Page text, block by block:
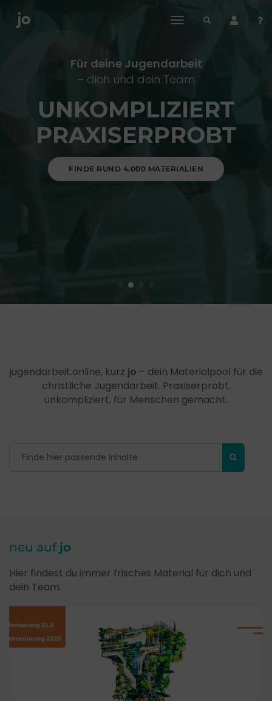
toggle
Für deine Jugendarbeit
– dich und dein Team
UNKOMPLIZIERT
PRAXISERPROBT
FINDE RUND 4.000 MATERIALIEN
jugendarbeit.online, kurz jo – dein Materialpool für die
christliche Jugendarbeit. Praxiserprobt,
unkompliziert, für Menschen gemacht.
neu auf jo
Hier findest du immer frisches Material für dich und
dein Team.